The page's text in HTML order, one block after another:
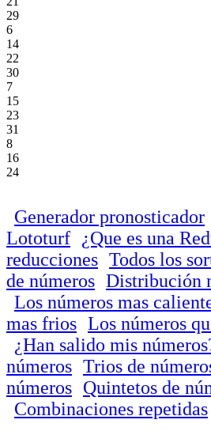
29
6
14
22
30
7
15
23
31
8
16
24
Generador pronosticador
Lototurf
¿Que es una
reducciones Todos los
de números Distribución
Los números mas
mas frios Los números
¿Han salido mis
números Trios de
números Quintetos de
Combinaciones repetidas